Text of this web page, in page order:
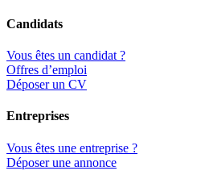
Candidats
Vous êtes un candidat ?
Offres d’emploi
Déposer un CV
Entreprises
Vous êtes une entreprise ?
Déposer une annonce